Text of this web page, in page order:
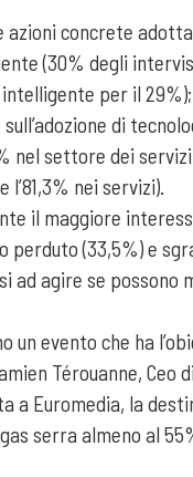
azioni concrete
(30% degli
per il
di
nel settore dei
l’81,3% nei servizi).
il maggiore
(33,5%) e
ad agire se
un evento che ha
Térouanne,
a Euromedia, la
serra almeno al